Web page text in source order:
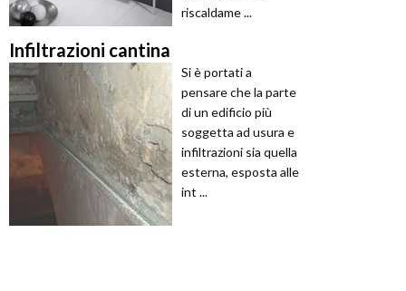
riscaldame ...
Infiltrazioni cantina
Si è portati a
pensare che la parte
di un edificio più
soggetta ad usura e
infiltrazioni sia quella
esterna, esposta alle
int ...